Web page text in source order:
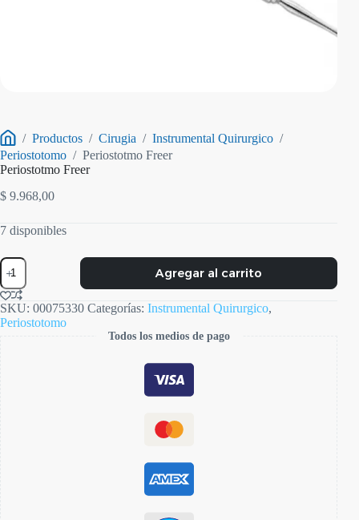
Inicio
/ Productos / Cirugia / Instrumental Quirurgico /
Periostotomo / Periostotmo Freer
Periostotmo Freer
$ 9.968,00
7 disponibles
Periostotmo
Freer
cantidad
Agregar al carrito
SKU: 00075330 Categorías: Instrumental Quirurgico,
Periostotomo
Todos los medios de pago